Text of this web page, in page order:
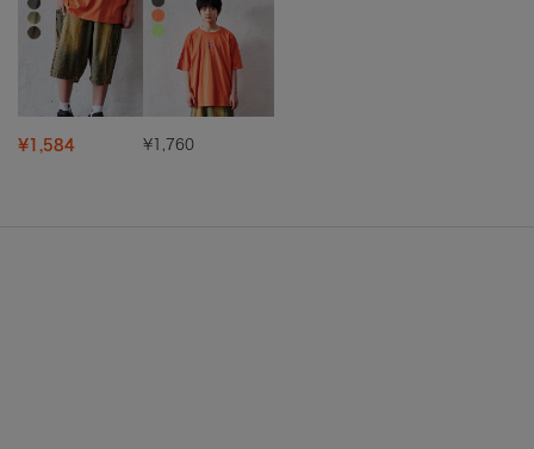
¥1,584 ¥1,760